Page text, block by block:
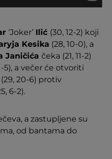
‘Joker’ Ilić (30, 12-2) koji
Kesika (28, 10-0), a
Janičića čeka (21, 11-2)
5), a večer će otvoriti
(29, 20-6) protiv
6-2).
a zastupljene su
od bantama do